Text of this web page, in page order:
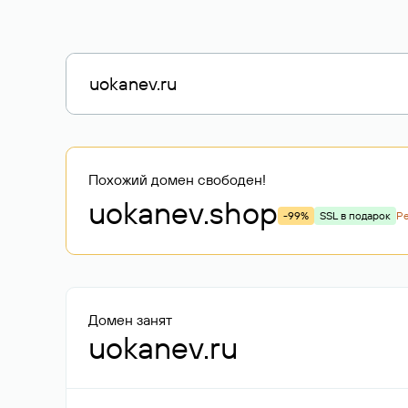
Похожий домен свободен!
uokanev.shop -99% SSL в подарок
Домен занят
uokanev.ru